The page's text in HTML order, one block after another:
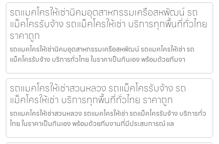
รถแมคโครให้เช่านิคมอุตสาหกรรมเครือสหพัฒน์ รถ
แม็คโครรับจ้าง รถแม็คโครให้เช่า บริการทุกพื้นที่ทั่วไทย
ราคาถูก
รถแมคโครให้เช่านิคมอุตสาหกรรมเครือสหพัฒน์ รถแมคโครให้เช่า รถ
แม็คโครรับจ้าง บริการทั่วไทย ในราคาเป็นกันเอง พร้อมด้วยทีมงา
รถแมคโครให้เช่าสวนหลวง รถแม็คโครรับจ้าง รถ
แม็คโครให้เช่า บริการทุกพื้นที่ทั่วไทย ราคาถูก
รถแมคโครให้เช่าสวนหลวง รถแมคโครให้เช่า รถแม็คโครรับจ้าง บริการทั่ว
ไทย ในราคาเป็นกันเอง พร้อมด้วยทีมงานที่มีประสบการณ์ แล